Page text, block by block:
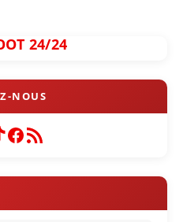
24/24
Facebook
Flux RSS